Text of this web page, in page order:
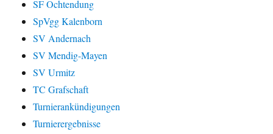
SF Ochtendung
SpVgg Kalenborn
SV Andernach
SV Mendig-Mayen
SV Urmitz
TC Grafschaft
Turnierankündigungen
Turnierergebnisse